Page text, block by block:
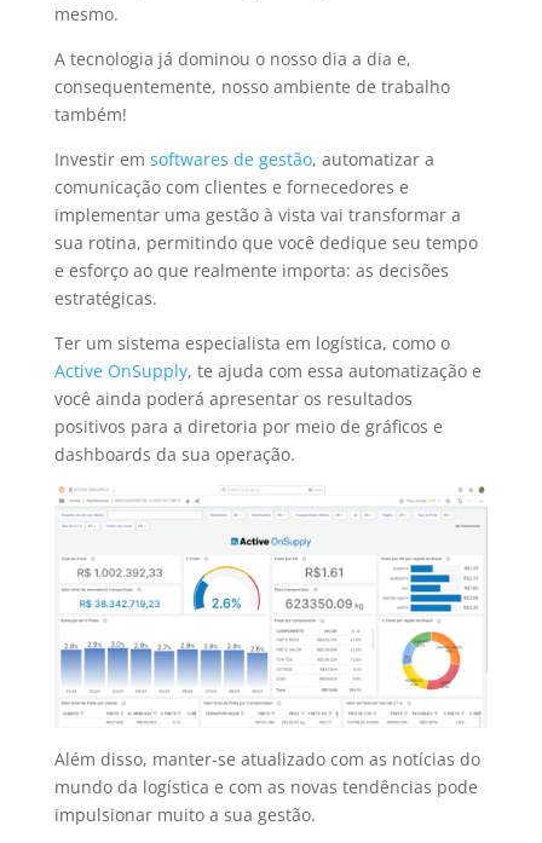
mesmo.
A tecnologia já dominou o nosso dia a dia e,
consequentemente, nosso ambiente de trabalho
também!
Investir em softwares de gestão, automatizar a
comunicação com clientes e fornecedores e
implementar uma gestão à vista vai transformar a
sua rotina, permitindo que você dedique seu tempo
e esforço ao que realmente importa: as decisões
estratégicas.
Ter um sistema especialista em logística, como o
Active OnSupply, te ajuda com essa automatização e
você ainda poderá apresentar os resultados
positivos para a diretoria por meio de gráficos e
dashboards da sua operação.
Além disso, manter-se atualizado com as notícias do
mundo da logística e com as novas tendências pode
impulsionar muito a sua gestão.